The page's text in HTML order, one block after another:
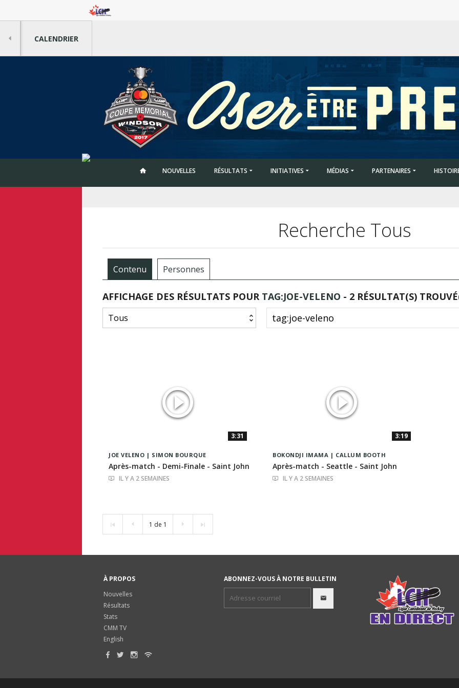
CALENDRIER
NOUVELLES RÉSULTATS INITIATIVES MÉDIAS PARTENAIRES
Recherche Tous
Contenu Personnes
AFFICHAGE DES RÉSULTATS POUR TAG:JOE-VELENO - 2 RÉSULTAT(S)
3:31
JOE VELENO SIMON BOURQUE
Après-match - Demi-Finale - Saint John
IL Y A 2 SEMAINES
3:19
BOKONDJI IMAMA CALLUM BOOTH
Après-match - Seattle - Saint John
IL Y A 2 SEMAINES
1 de 1
À PROPOS
Nouvelles
Résultats
Stats
CMM TV
English
ABONNEZ-VOUS À NOTRE BULLETIN